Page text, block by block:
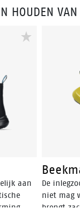
en
HOUDEN
aan
De
niet mag
brengt